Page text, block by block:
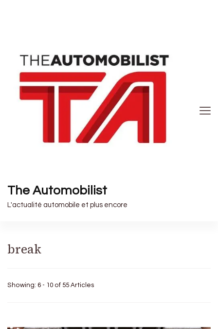
The Automobilist
L'actualité automobile et plus encore
break
Showing: 6 - 10 of 55 Articles